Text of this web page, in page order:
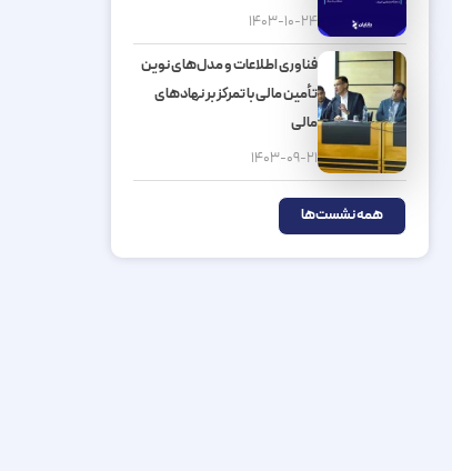
۱۴۰۳-۱۰-۲۴
فناوری اطلاعات و مدل‌های نوین
تأمین مالی با تمرکز بر نهادهای
مالی
۱۴۰۳-۰۹-۲۱
همه نشست‌ها